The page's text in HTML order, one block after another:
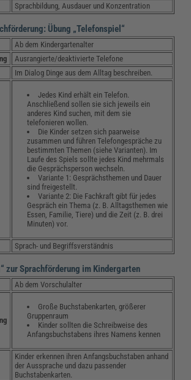
Sprachbildung, Ausdauer und Konzentration
Übung „Telefonspiel“
Ab dem Kindergartenalter
Ausrangierte/deaktivierte Telefone
Im Dialog Dinge aus dem Alltag beschreiben.
Jedes Kind erhält ein Telefon.
Anschließend sollen sie sich jeweils ein
anderes Kind suchen, mit dem sie
telefonieren wollen.
Die Kinder setzen sich paarweise
zusammen und führen Telefongespräche zu
bestimmten Themen (siehe Varianten). Im
Laufe des Spiels sollte jedes Kind mehrmals
die Gesprächsperson wechseln.
Variante 1: Gesprächsthemen und Dauer
sind freigestellt.
Variante 2: Die Fachkraft gibt für jedes
Gespräch ein Thema (z. B. Alltagsthemen wie
Essen, Familie, Tiere) und die Zeit (z. B. drei
Minuten) vor.
Sprach- und Begriffsverständnis
zur Sprachförderung im Kindergarten
Ab dem Vorschulalter
Große Buchstabenkarten, größerer
Gruppenraum
Kinder sollten die Schreibweise des
Anfangsbuchstabens ihres Namens kennen
Kinder erkennen ihren Anfangsbuchstaben anhand
der Aussprache und dazu passender
Buchstabenkarten.